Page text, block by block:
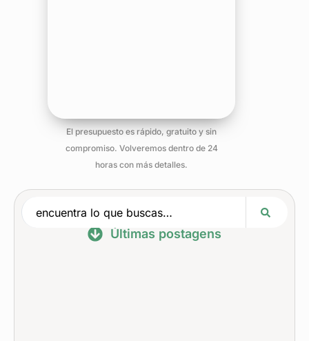
Últimas postagens
El presupuesto es rápido, gratuito y sin
compromiso. Volveremos dentro de 24
horas con más detalles.